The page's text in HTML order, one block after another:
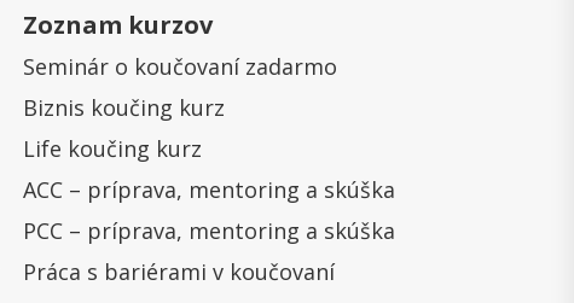
Zoznam kurzov
Seminár o koučovaní zadarmo
Biznis koučing kurz
Life koučing kurz
ACC – príprava, mentoring a skúška
PCC – príprava, mentoring a skúška
Práca s bariérami v koučovaní